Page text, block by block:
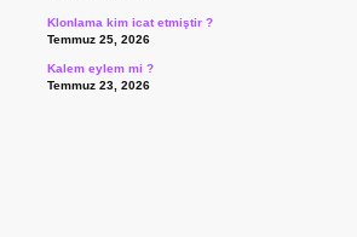
Klonlama kim icat etmiştir ?
Temmuz 25, 2026
Kalem eylem mi ?
Temmuz 23, 2026